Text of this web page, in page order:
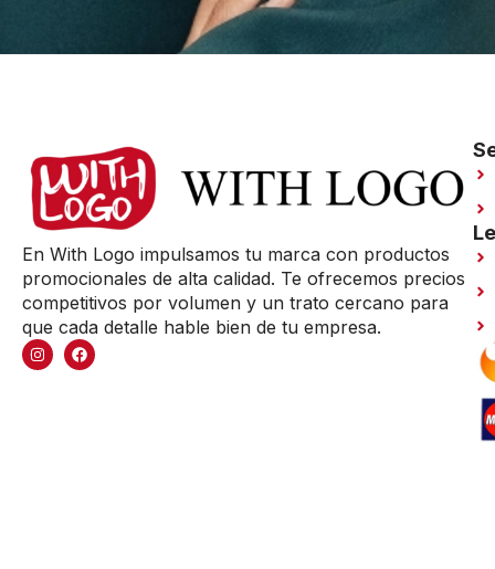
En With Logo impulsamos tu marca con productos
promocionales de alta calidad. Te ofrecemos precios
competitivos por volumen y un trato cercano para
que cada detalle hable bien de tu empresa.